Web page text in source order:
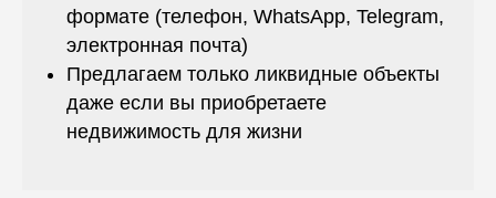
формате (телефон, WhatsApp, Telegram,
электронная почта)
Предлагаем только ликвидные объекты
даже если вы приобретаете
недвижимость для жизни